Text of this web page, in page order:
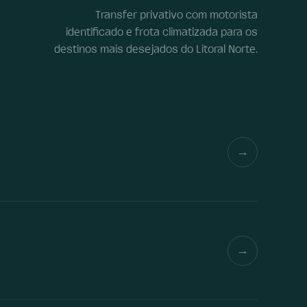
Transfer privativo com motorista
identificado e frota climatizada para os
destinos mais desejados do Litoral Norte.
→
→